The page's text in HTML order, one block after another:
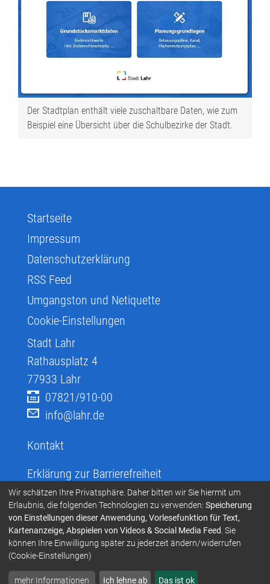
Der Stadtplan enthält viele zuschaltbare Daten, wie zum
Beispiel eine Übersicht über die Schulbezirke der Stadt.
Startseite
Impressum
Datenschutzerklärung
RSS Feed
Umgangston und Netiquette
Cookie-Einstellungen
Stadt Lahr
Rathausplatz 4
77933 Lahr
07821/910-00
info@lahr.de
Kontakt
Erklärung zur Barrierefreiheit
Infos zur Barrierefreiheit
Infos in leichter Sprache
Infos zur Gebärdensprache
Übersetzen und Vorlesen
Wir schätzen Ihre Privatsphäre. Daher bitten wir Sie hiermit um
Erlaubnis, die folgenden Technologien zu verwenden: Speicherung
von Einstellungen dieser Anwendung, Vorlesefunktion für Text,
Kartenanzeige, Abspielen von Videos & Social Media Feed. Sie
können Ihre Einwilligung später zu jederzeit ändern/widerrufen
(Cookie-Einstellungen)
mehr Informationen Ich lehne ab Das ist ok